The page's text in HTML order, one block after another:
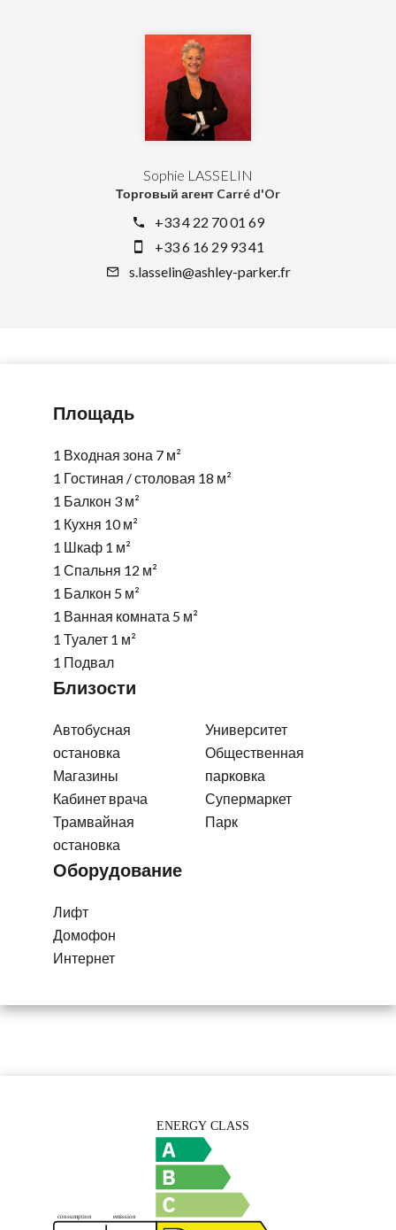
Sophie LASSELIN
Торговый агент Carré d'Or
+33 4 22 70 01 69
+33 6 16 29 93 41
s.lasselin@ashley-parker.fr
Площадь
1 Входная зона 7 м²
1 Гостиная / столовая 18 м²
1 Балкон 3 м²
1 Кухня 10 м²
1 Шкаф 1 м²
1 Спальня 12 м²
1 Балкон 5 м²
1 Ванная комната 5 м²
1 Туалет 1 м²
1 Подвал
Близости
Автобусная
остановка
Магазины
Кабинет врача
Трамвайная
остановка
Университет
Общественная
парковка
Супермаркет
Парк
Оборудование
Лифт
Домофон
Интернет